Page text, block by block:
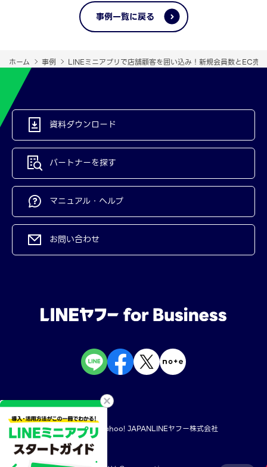
事例一覧に戻る
ホーム 事例 LINEミニアプリで店舗顧客を囲い込み！新規会員数とEC売
資料ダウンロード
パートナーを探す
マニュアル・ヘルプ
お問い合わせ
規約・ポリシー Yahoo! JAPANLINEヤフー株式会社